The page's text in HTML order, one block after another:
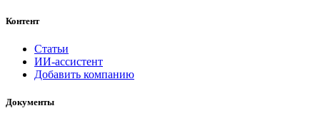
Контент
Статьи
ИИ-ассистент
Добавить компанию
Документы